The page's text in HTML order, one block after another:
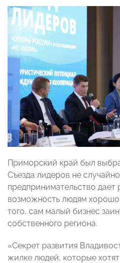
Приморский край был
Съезда лидеров не
предпринимательство дает
возможность людям хорошо
того, сам малый бизнес
собственного региона.
«Секрет развития
жилке людей, которые